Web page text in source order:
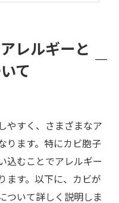
レルギーと
て
やすく、さまざまなア
ります。特にカビ胞子
込むことでアレルギー
ます。以下に、カビが
ついて詳しく説明しま